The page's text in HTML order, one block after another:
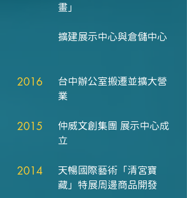
畫」
擴建展示中心與倉儲中心
2016
台中辦公室搬遷並擴大營
業
2015
仲威文創集團 展示中心成
立
2014
天暢國際藝術「清宮寶
藏」特展周邊商品開發